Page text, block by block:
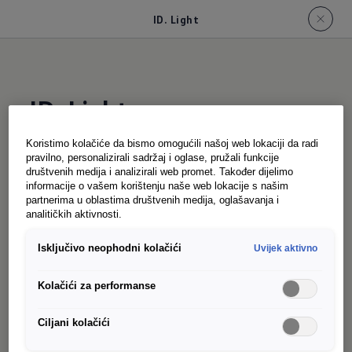
ID. Light
ID. Light
Vizuelna podrška: Interaktivni ID. Light je
dizajniran da vam intuitivno pomogne da se
opuštenije krećete kroz saobraćaj uz inteligentne
vjetrobranskog stakla, prevodi upute iz
impulse različitih boja. ID. Svjetlosni signali, na
primjer, gdje želite ići Navigacija da li je ID. Buzz
Koristimo kolačiće da bismo omogućili našoj web lokaciji da radi
pravilno, personalizirali sadržaj i oglase, pružali funkcije
društvenih medija i analizirali web promet. Također dijelimo
informacije o vašem korištenju naše web lokacije s našim
partnerima u oblastima društvenih medija, oglašavanja i
analitičkih aktivnosti.
Isključivo neophodni kolačići Uvijek aktivno
Kolačići za performanse
Ciljani kolačići